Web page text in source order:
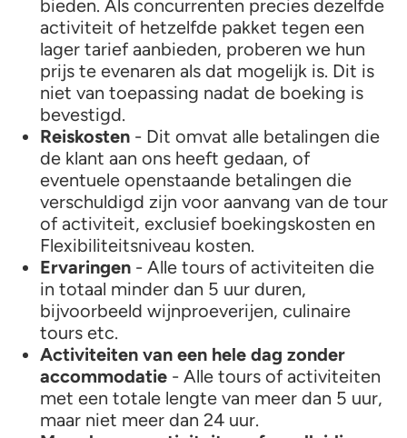
bieden. Als concurrenten precies dezelfde
activiteit of hetzelfde pakket tegen een
lager tarief aanbieden, proberen we hun
prijs te evenaren als dat mogelijk is. Dit is
niet van toepassing nadat de boeking is
bevestigd.
Reiskosten - Dit omvat alle betalingen die
de klant aan ons heeft gedaan, of
eventuele openstaande betalingen die
verschuldigd zijn voor aanvang van de tour
of activiteit, exclusief boekingskosten en
Flexibiliteitsniveau kosten.
Ervaringen - Alle tours of activiteiten die
in totaal minder dan 5 uur duren,
bijvoorbeeld wijnproeverijen, culinaire
tours etc.
Activiteiten van een hele dag zonder
accommodatie - Alle tours of activiteiten
met een totale lengte van meer dan 5 uur,
maar niet meer dan 24 uur.